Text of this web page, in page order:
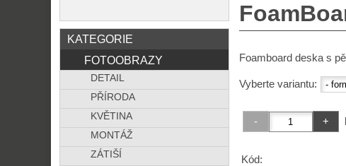
Foamboard deska s
Vyberte variantu:
Kód:
KATEGORIE
FOTOOBRAZY
DETAIL
PŘÍRODA
KVĚTINA
MONTÁŽ
ZÁTIŠÍ